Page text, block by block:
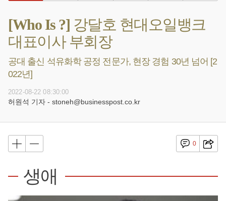
[Who Is ?] 강달호 현대오일뱅크
대표이사 부회장
공대 출신 석유화학 공정 전문가, 현장 경험 30년 넘어 [2
022년]
2022-08-22 08:30:00
허원석 기자 - stoneh@businesspost.co.kr
0
생애